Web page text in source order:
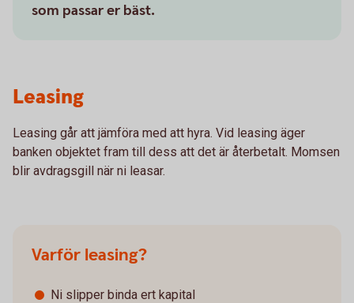
som passar er bäst.
Leasing
Leasing går att jämföra med att hyra. Vid leasing äger
banken objektet fram till dess att det är återbetalt. Momsen
blir avdragsgill när ni leasar.
Varför leasing?
Ni slipper binda ert kapital